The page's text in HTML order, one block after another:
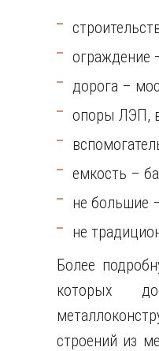
ограждение
дорога –
опоры ЛЭП,
емкость –
не большие
не
Более
которых
строений из